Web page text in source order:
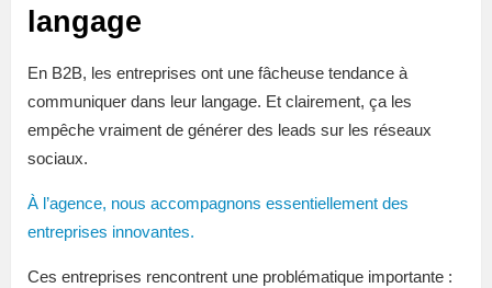
langage
En B2B, les entreprises ont une fâcheuse tendance à
communiquer dans leur langage. Et clairement, ça les
empêche vraiment de générer des leads sur les réseaux
sociaux.
À l’agence, nous accompagnons essentiellement des
entreprises innovantes.
Ces entreprises rencontrent une problématique importante :